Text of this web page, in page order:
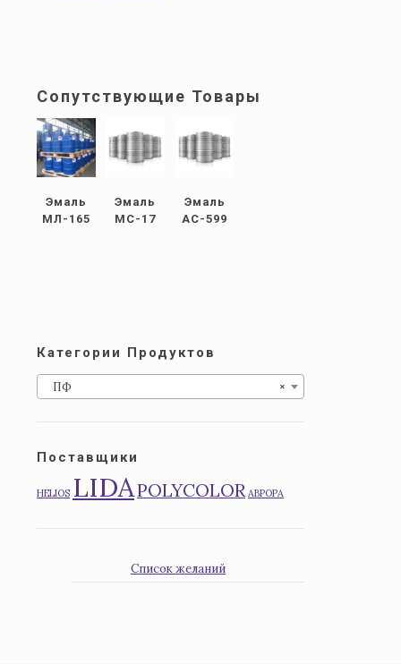
Сопутствующие Товары
Эмаль
МЛ-165
Эмаль
МС-17
Эмаль
АС-599
Категории Продуктов
×
ПФ
Поставщики
HELIOS LIDAPOLYCOLOR АВРОРА
Список желаний